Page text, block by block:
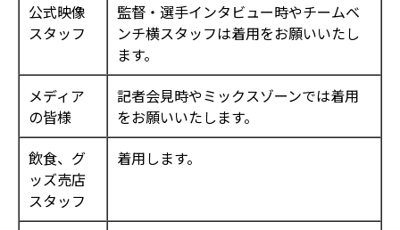
公式映像
スタッフ
監督・選手インタビュー時やチームベ
ンチ横スタッフは着用をお願いいたし
ます。
メディア
の皆様
記者会見時やミックスゾーンでは着用
をお願いいたします。
飲食、グ
ッズ売店
スタッフ
着用します。